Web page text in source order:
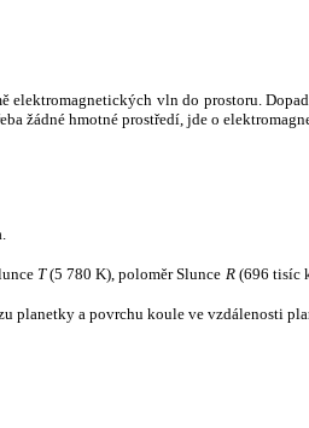
vln do prostoru.
žádné hmotné prostředí, jde o
T(5 780 K), poloměr Slunce R(696 tisíc
planetky a povrchu koule ve vzdálenosti